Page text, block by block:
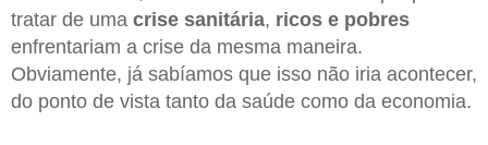
tratar de uma crise sanitária, ricos e pobres
enfrentariam a crise da mesma maneira.
Obviamente, já sabíamos que isso não iria acontecer,
do ponto de vista tanto da saúde como da economia.